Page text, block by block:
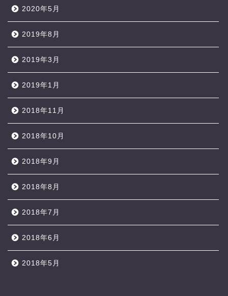
2020年5月
2019年8月
2019年3月
2019年1月
2018年11月
2018年10月
2018年9月
2018年8月
2018年7月
2018年6月
2018年5月